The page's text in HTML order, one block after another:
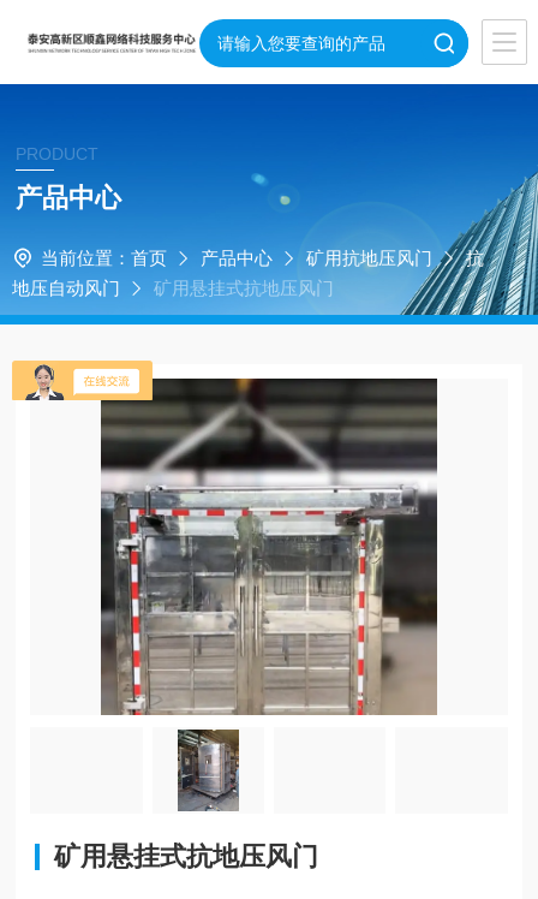
PRODUCT
产品中心
当前位置： 首页 产品中心 矿用抗地压风门
抗
地压自动风门
矿用悬挂式抗地压风门
矿用悬挂式抗地压风门